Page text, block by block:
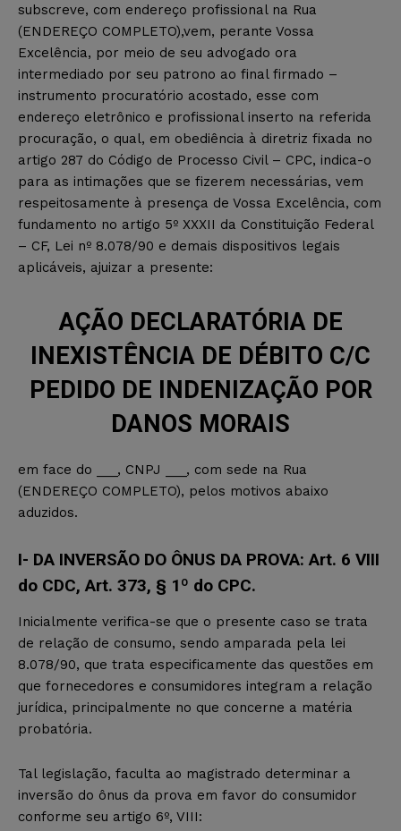
subscreve, com endereço profissional na Rua
(ENDEREÇO COMPLETO),vem, perante Vossa
Excelência, por meio de seu advogado ora
intermediado por seu patrono ao final firmado –
instrumento procuratório acostado, esse com
endereço eletrônico e profissional inserto na referida
procuração, o qual, em obediência à diretriz fixada no
artigo 287 do Código de Processo Civil – CPC, indica-o
para as intimações que se fizerem necessárias, vem
respeitosamente à presença de Vossa Excelência, com
fundamento no artigo 5º XXXII da Constituição Federal
– CF, Lei nº 8.078/90 e demais dispositivos legais
aplicáveis, ajuizar a presente:
AÇÃO DECLARATÓRIA DE
INEXISTÊNCIA DE DÉBITO C/C
PEDIDO DE INDENIZAÇÃO POR
DANOS MORAIS
em face do ___, CNPJ ___, com sede na Rua
(ENDEREÇO COMPLETO), pelos motivos abaixo
aduzidos.
I- DA INVERSÃO DO ÔNUS DA PROVA: Art. 6 VIII
do CDC, Art. 373, § 1º do CPC.
Inicialmente verifica-se que o presente caso se trata
de relação de consumo, sendo amparada pela lei
8.078/90, que trata especificamente das questões em
que fornecedores e consumidores integram a relação
jurídica, principalmente no que concerne a matéria
probatória.
Tal legislação, faculta ao magistrado determinar a
inversão do ônus da prova em favor do consumidor
conforme seu artigo 6º, VIII: